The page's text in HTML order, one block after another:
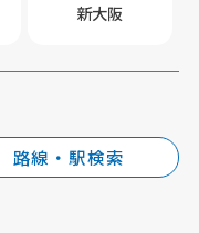
新大阪
路線・駅検索